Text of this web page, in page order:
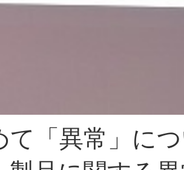
て「異常」に